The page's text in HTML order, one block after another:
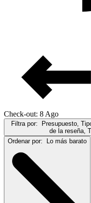
Check-out: 8 Ago
Filtra por: Presupuesto,
de la reseña,
Ordenar por: Lo más barato